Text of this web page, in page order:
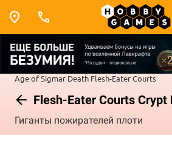
Age of Sigmar Death Flesh-Eater Courts
Flesh-Eater Courts Crypt
Гиганты пожирателей плоти